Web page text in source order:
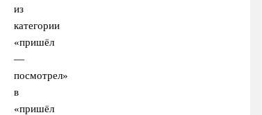
из
категории
«пришёл
—
посмотрел»
в
«пришёл